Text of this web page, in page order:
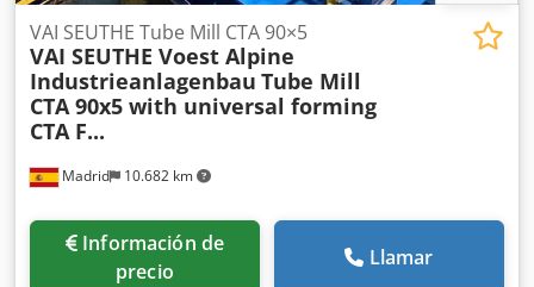
Madrid 10.682 km
VAI SEUTHE Tube Mill CTA 90×5
VAI SEUTHE Voest Alpine
Industrieanlagenbau Tube Mill
CTA 90x5 with universal forming
CTA F...
Información de
precio
Llamar